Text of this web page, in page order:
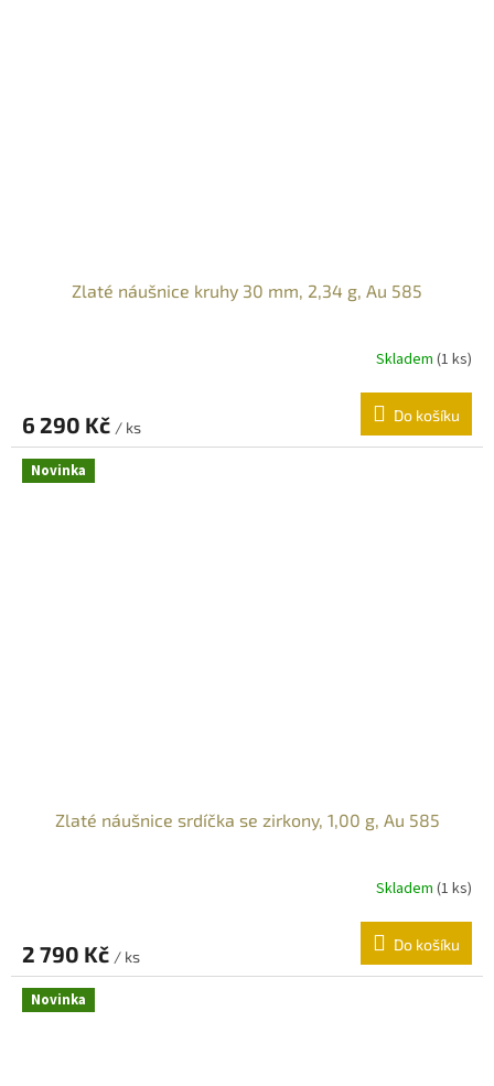
Zlaté náušnice kruhy 30 mm, 2,34 g, Au 585
Skladem (1 ks)
6 290 Kč / ks
Do košíku
Novinka
Zlaté náušnice srdíčka se zirkony, 1,00 g, Au 585
Skladem (1 ks)
2 790 Kč / ks
Do košíku
Novinka